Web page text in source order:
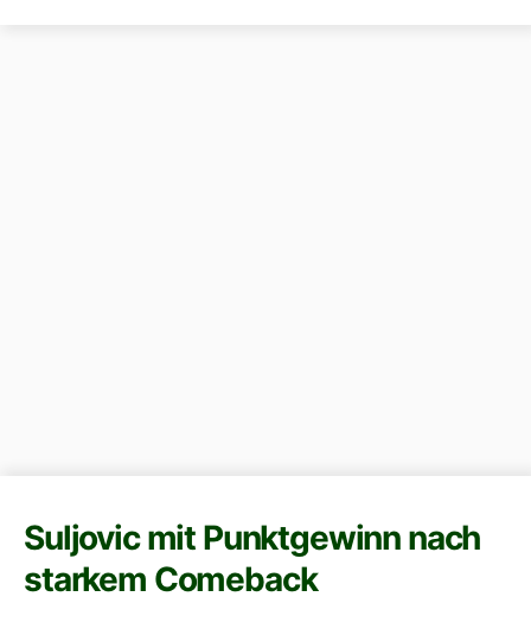
Suljovic mit Punktgewinn nach
starkem Comeback